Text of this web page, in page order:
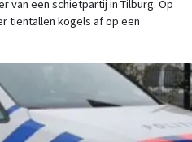
van een schietpartij in Tilburg. Op
tientallen kogels af op een